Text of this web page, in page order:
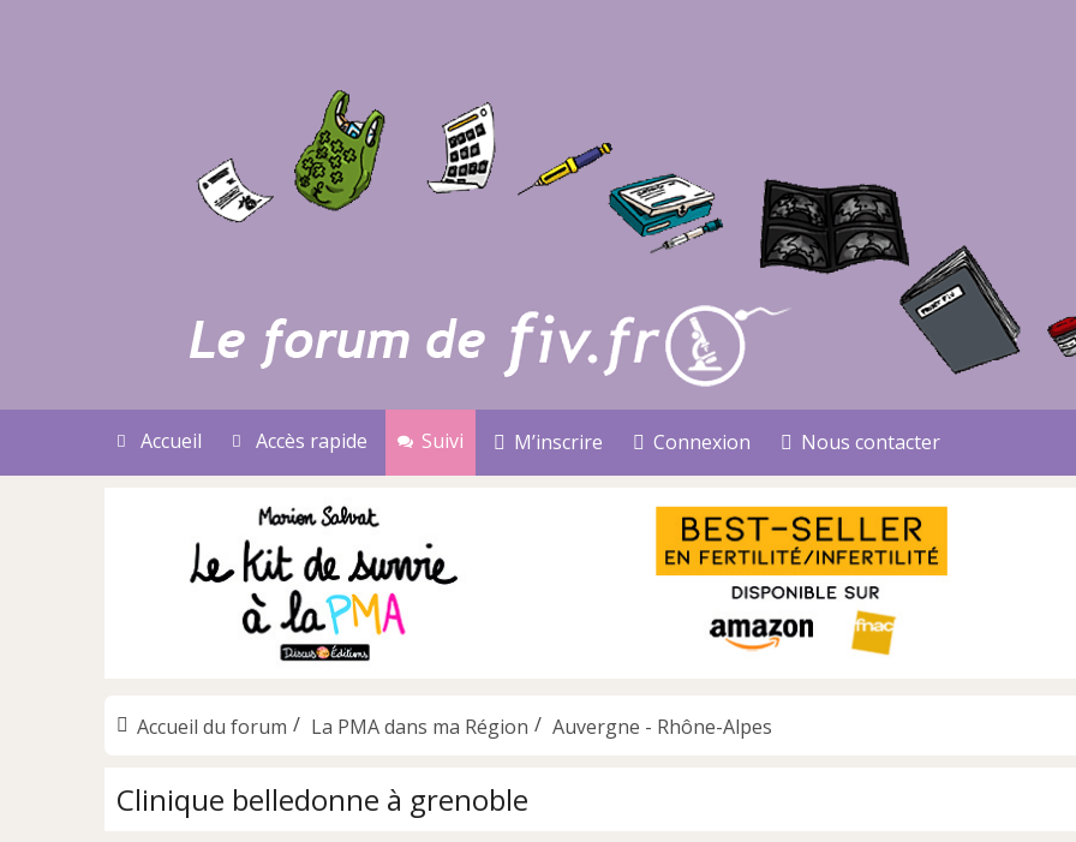
Accueil Accès rapide Suivi M’inscrire Connexion Nous contacter
Accueil du forum La PMA dans ma Région Auvergne - Rhône-Alpes
Clinique belledonne à grenoble